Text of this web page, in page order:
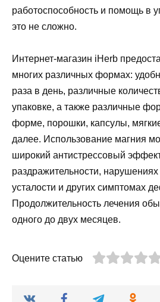
работоспособность и помощь в
это не сложно.
Интернет-магазин iHerb
многих различных формах:
раза в день, различные
упаковке, а также различные
форме, порошки, капсулы,
далее. Использование магния
широкий антистрессовый
раздражительности,
усталости и других симптомах
Продолжительность лечения
одного до двух месяцев.
Оцените статью